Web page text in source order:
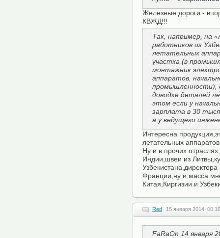
Железные дороги -
КВЖД!!!
Так, например, на
работников из
летательных
участка (в
монтажник
аппаратов,
промышленности),
доводке деталей
этом если у
зарплата в 30
а у ведущего
Интересна
летательных
Ну и в прочих
Индии,швеи из
Франции,ну и масса
Китая,Киргизии и
Red 15 января 2014, 00:16
FaRaOn 14 января